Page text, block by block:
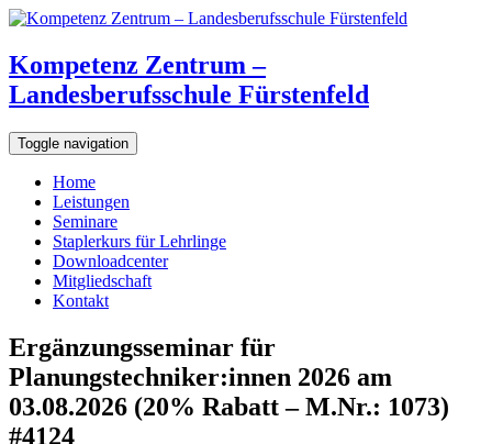
Kompetenz Zentrum –
Landesberufsschule Fürstenfeld
Toggle navigation
Home
Leistungen
Seminare
Staplerkurs für Lehrlinge
Downloadcenter
Mitgliedschaft
Kontakt
Ergänzungsseminar für
Planungstechniker:innen 2026 am
03.08.2026 (20% Rabatt – M.Nr.: 1073)
#4124